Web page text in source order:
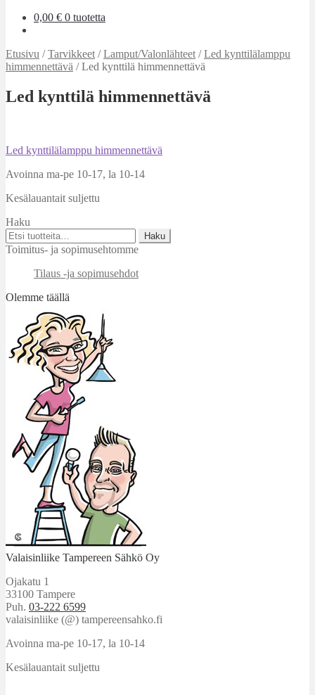
0,00 € 0 tuotetta
Etusivu /Tarvikkeet /Lamput/Valonlähteet /Led kynttilälamppu
himmennettävä /Led kynttilä himmennettävä
Led kynttilä himmennettävä
Artikkelien
selaus
Edellinen
Led kynttilälamppu himmennettävä
Avoinna ma-pe 10-17, la 10-14
Kesälauantait suljettu
Haku
Etsi:
Haku
Toimitus- ja sopimusehtomme
Tilaus -ja sopimusehdot
Olemme täällä
Valaisinliike Tampereen Sähkö Oy
Ojakatu 1
33100 Tampere
Puh. 03-222 6599
valaisinliike (@) tampereensahko.fi
Avoinna ma-pe 10-17, la 10-14
Kesälauantait suljettu